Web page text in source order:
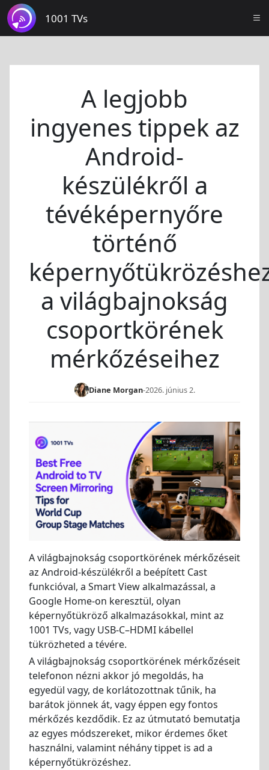
1001 TVs
A legjobb
ingyenes tippek az
Android-
készülékről a
tévéképernyőre
történő
a világbajnokság
csoportkörének
mérkőzéseihez
Diane Morgan-2026. június 2.
A világbajnokság csoportkörének mérkőzéseit
az Android-készülékről a beépített Cast
funkcióval, a Smart View alkalmazással, a
Google Home-on keresztül, olyan
képernyőtükröző alkalmazásokkal, mint az
1001 TVs, vagy USB-C–HDMI kábellel
tükrözheted a tévére.
A világbajnokság csoportkörének mérkőzéseit
telefonon nézni akkor jó megoldás, ha
egyedül vagy, de korlátozottnak tűnik, ha
barátok jönnek át, vagy éppen egy fontos
mérkőzés kezdődik. Ez az útmutató bemutatja
az egyes módszereket, mikor érdemes őket
használni, valamint néhány tippet is ad a
képernyőtükrözéshez.